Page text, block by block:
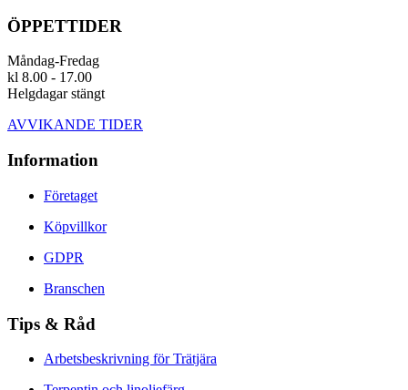
ÖPPETTIDER
Måndag-Fredag
kl 8.00 - 17.00
Helgdagar stängt
AVVIKANDE TIDER
Information
Företaget
Köpvillkor
GDPR
Branschen
Tips & Råd
Arbetsbeskrivning för Trätjära